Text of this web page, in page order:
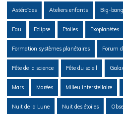
Astéroïdes Ateliers enfants Big-bang
Eau Eclipse Etoiles Exoplanètes
Formation systèmes planétaires Forum
Fête de la science Fête du soleil
Mars Marées Milieu interstellaire
Nuit de la Lune Nuit des étoiles